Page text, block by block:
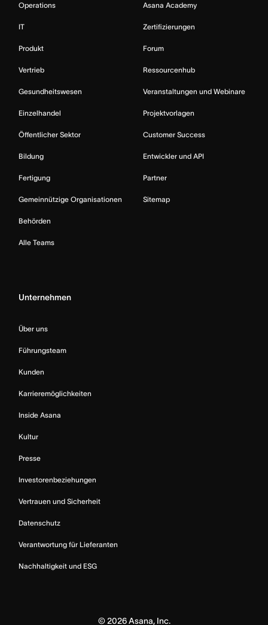
Operations
IT
Produkt
Vertrieb
Gesundheitswesen
Einzelhandel
Öffentlicher Sektor
Bildung
Fertigung
Gemeinnützige Organisationen
Behörden
Alle Teams
Asana Academy
Zertifizierungen
Forum
Ressourcenhub
Veranstaltungen und Webinare
Projektvorlagen
Customer Success
Entwickler und API
Partner
Sitemap
Unternehmen
Über uns
Führungsteam
Kunden
Karrieremöglichkeiten
Inside Asana
Kultur
Presse
Investorenbeziehungen
Vertrauen und Sicherheit
Datenschutz
Verantwortung für Lieferanten
Nachhaltigkeit und ESG
© 2026Asana, Inc.